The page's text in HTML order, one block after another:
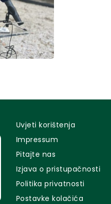
Uvjeti korištenja
Impressum
Pitajte nas
Izjava o pristupačnosti
Politika privatnosti
Postavke kolačića